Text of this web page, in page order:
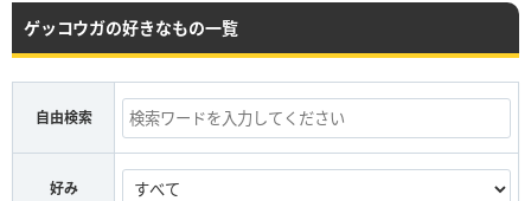
ゲッコウガの好きなもの一覧
自由検索
好み